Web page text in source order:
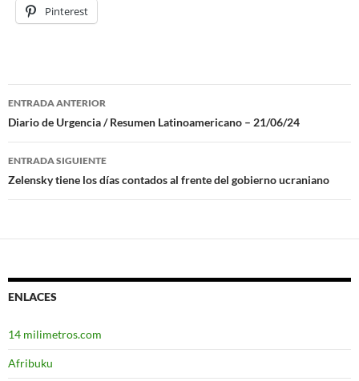
Pinterest
Navegación
de
entradas
ENTRADA ANTERIOR
Diario de Urgencia / Resumen Latinoamericano – 21/06/24
ENTRADA SIGUIENTE
Zelensky tiene los días contados al frente del gobierno ucraniano
ENLACES
14 milimetros.com
Afribuku